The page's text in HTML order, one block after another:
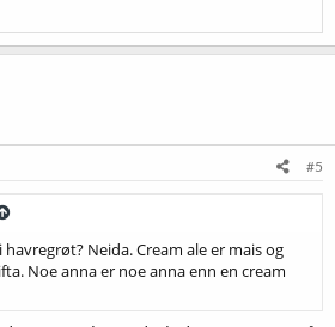
#5
Neida. Cream ale er mais og
Noe anna er noe anna enn en cream